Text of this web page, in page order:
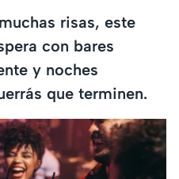
risas, este
con bares
y noches
que terminen.